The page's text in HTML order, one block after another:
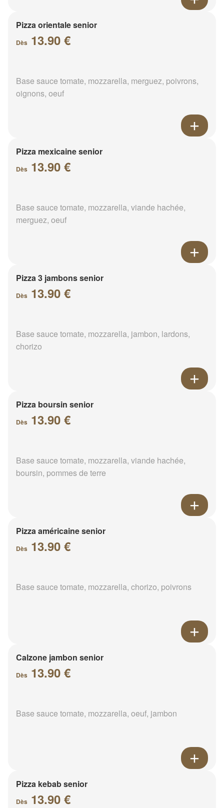
Pizza orientale senior
Dès 13.90 €
Base sauce tomate, mozzarella, merguez, poivrons,
oignons, oeuf
Pizza mexicaine senior
Dès 13.90 €
Base sauce tomate, mozzarella, viande hachée,
merguez, oeuf
Pizza 3 jambons senior
Dès 13.90 €
Base sauce tomate, mozzarella, jambon, lardons,
chorizo
Pizza boursin senior
Dès 13.90 €
Base sauce tomate, mozzarella, viande hachée,
boursin, pommes de terre
Pizza américaine senior
Dès 13.90 €
Base sauce tomate, mozzarella, chorizo, poivrons
Calzone jambon senior
Dès 13.90 €
Base sauce tomate, mozzarella, oeuf, jambon
Pizza kebab senior
Dès 13.90 €